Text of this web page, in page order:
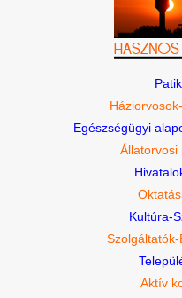
Egészségügyi
Állatorvosi
Kultúra-
Aktív